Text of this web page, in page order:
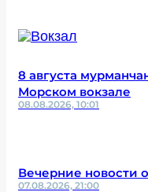
8 августа
Морском вокзале
08.08.2026, 10:01
Вечерние новости
07.08.2026, 21:00